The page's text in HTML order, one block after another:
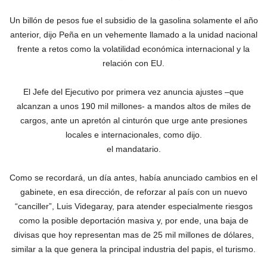
Un billón de pesos fue el subsidio de la gasolina solamente el año
anterior, dijo Peña en un vehemente llamado a la unidad nacional
frente a retos como la volatilidad económica internacional y la
relación con EU.
El Jefe del Ejecutivo por primera vez anuncia ajustes –que
alcanzan a unos 190 mil millones- a mandos altos de miles de
cargos, ante un apretón al cinturón que urge ante presiones
locales e internacionales, como dijo.
el mandatario.
Como se recordará, un día antes, había anunciado cambios en el
gabinete, en esa dirección, de reforzar al país con un nuevo
“canciller”, Luis Videgaray, para atender especialmente riesgos
como la posible deportación masiva y, por ende, una baja de
divisas que hoy representan mas de 25 mil millones de dólares,
similar a la que genera la principal industria del papis, el turismo.